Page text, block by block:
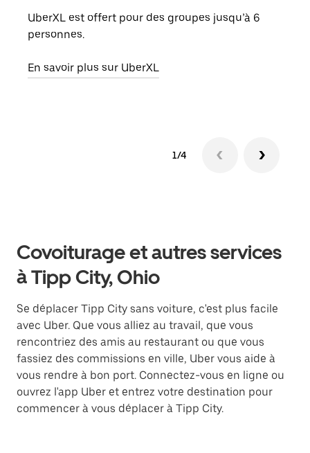
UberXL est offert pour des groupes jusqu’à 6
personnes.
En savoir plus sur UberXL
1/4
Covoiturage et autres services
à Tipp City, Ohio
Se déplacer Tipp City sans voiture, c'est plus facile
avec Uber. Que vous alliez au travail, que vous
rencontriez des amis au restaurant ou que vous
fassiez des commissions en ville, Uber vous aide à
vous rendre à bon port. Connectez-vous en ligne ou
ouvrez l'app Uber et entrez votre destination pour
commencer à vous déplacer à Tipp City.